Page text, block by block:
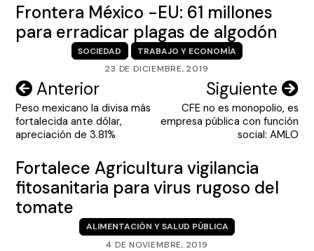
Frontera México -EU: 61 millones
para erradicar plagas de algodón
SOCIEDAD
TRABAJO Y ECONOMÍA
23 DE DICIEMBRE, 2019
Navegación
de
entradas
Anterior
Peso mexicano la divisa más
fortalecida ante dólar,
apreciación de 3.81%
Siguiente
CFE no es monopolio, es
empresa pública con función
social: AMLO
Fortalece Agricultura vigilancia
fitosanitaria para virus rugoso del
tomate
ALIMENTACIÓN Y SALUD PÚBLICA
4 DE NOVIEMBRE, 2019